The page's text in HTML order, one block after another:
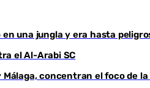
una jungla y era hasta
el Al-Arabi SC
Málaga, concentran el foco de